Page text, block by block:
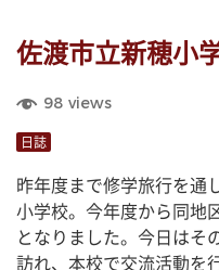
佐渡市立新穂小
98 views
日誌
昨年度まで修学旅行を通
小学校。今年度から同地
となりました。今日はそ
訪れ、本校で交流活動を